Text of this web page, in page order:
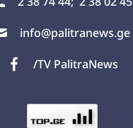
info@palitranews.ge
/TV PalitraNews